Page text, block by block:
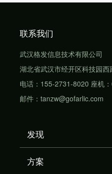
联系我们
武汉格发信息技术有限公司
湖北省武汉市经开区科技园
电话：155-2731-8020 座机
邮件：tanzw@gofarlic.com
发现
方案